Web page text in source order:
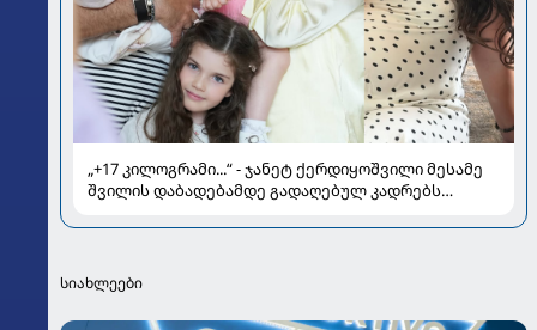
„+17 კილოგრამი...“ - ჯანეტ ქერდიყოშვილი მესამე
შვილის დაბადებამდე გადაღებულ კადრებს
სიახლეები